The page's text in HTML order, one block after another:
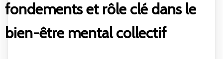
fondements et rôle clé dans le
bien-être mental collectif